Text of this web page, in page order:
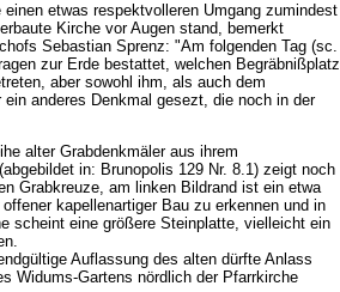
etwas respektvolleren Umgang zumindest
Kirche vor Augen stand, bemerkt
Sebastian Sprenz: "Am folgenden Tag (sc.
zur Erde bestattet, welchen Begräbnißplatz
aber sowohl ihm, als auch dem
anderes Denkmal gesezt, die noch in der
alter Grabdenkmäler aus ihrem
in: Brunopolis 129 Nr. 8.1) zeigt noch
Grabkreuze, am linken Bildrand ist ein etwa
kapellenartiger Bau zu erkennen und in
scheint eine größere Steinplatte, vielleicht ein
Auflassung des alten dürfte Anlass
Widums-Gartens nördlich der Pfarrkirche